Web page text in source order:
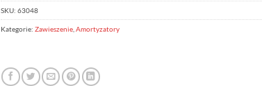
SKU: 63048
Kategorie: Zawieszenie Amortyzatory